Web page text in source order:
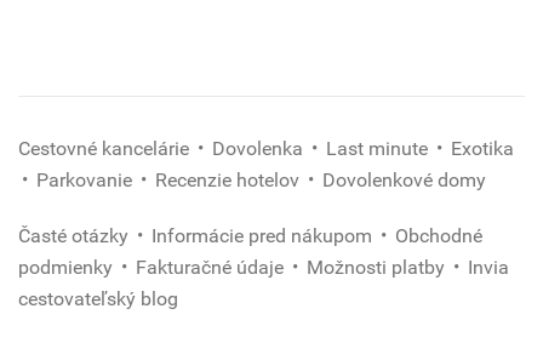
nočným
životom
možno
tu
leží
Cestovné kancelárie Dovolenka Last minute
Exotika
Parkovanie
Recenzie hotelov Dovolenkové domy
Časté otázky Informácie pred nákupom
Obchodné
podmienky
Fakturačné údaje Možnosti platby
Invia
cestovateľský blog